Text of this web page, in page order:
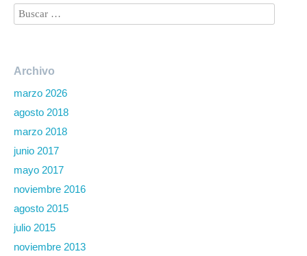
Archivo
marzo 2026
agosto 2018
marzo 2018
junio 2017
mayo 2017
noviembre 2016
agosto 2015
julio 2015
noviembre 2013